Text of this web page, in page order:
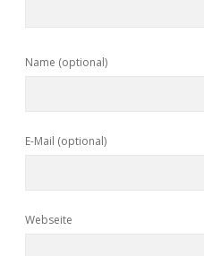
Name (optional)
E-Mail (optional)
Webseite